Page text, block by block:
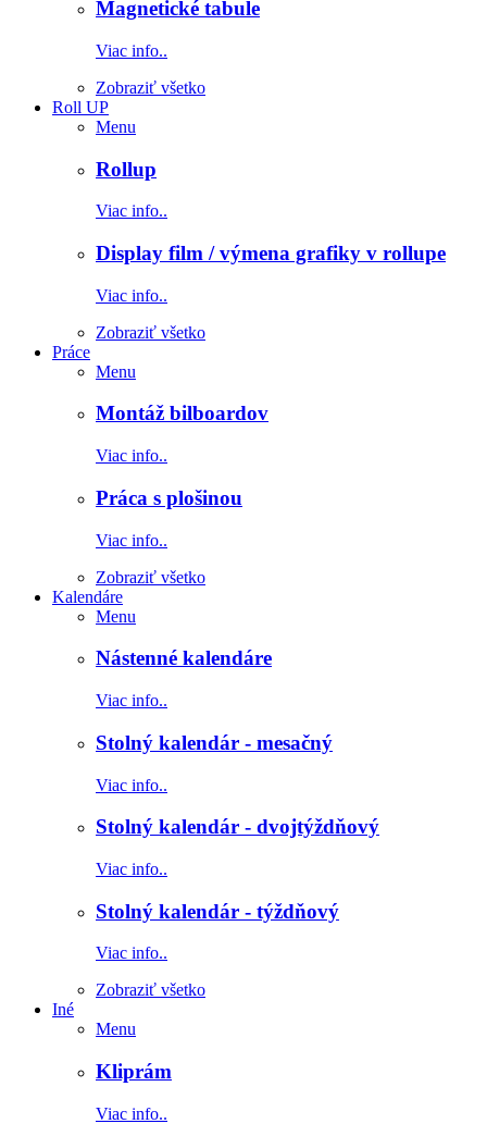
Magnetické tabule
Viac info..
Zobraziť všetko
Roll UP
Menu
Rollup
Viac info..
Display film / výmena grafiky v rollupe
Viac info..
Zobraziť všetko
Práce
Menu
Montáž bilboardov
Viac info..
Práca s plošinou
Viac info..
Zobraziť všetko
Kalendáre
Menu
Nástenné kalendáre
Viac info..
Stolný kalendár - mesačný
Viac info..
Stolný kalendár - dvojtýždňový
Viac info..
Stolný kalendár - týždňový
Viac info..
Zobraziť všetko
Iné
Menu
Kliprám
Viac info..